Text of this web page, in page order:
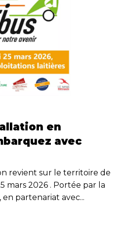
en
avec
revient sur le territoire de
mars 2026 . Portée par la
partenariat avec...